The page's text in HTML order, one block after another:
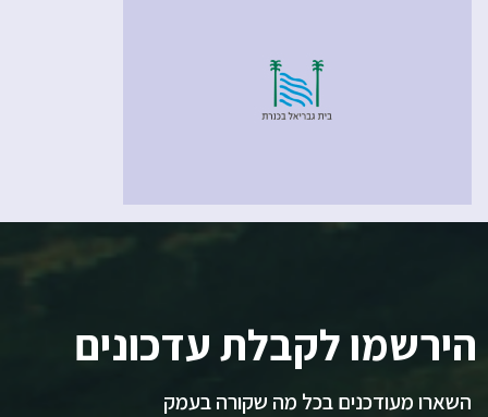
הירשמו לקבלת עדכונים
השארו מעודכנים בכל מה שקורה בעמק